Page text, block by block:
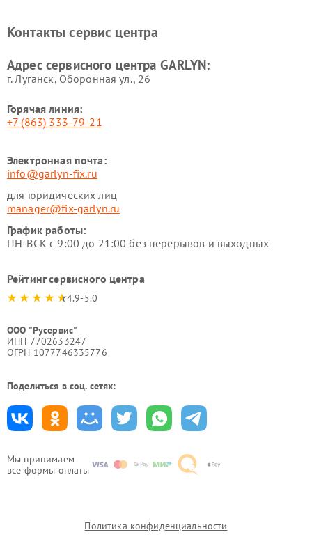
Мы принимаем
все формы оплаты
стеклоочистителей GARLYN
GARLYN
GARLYN
Контакты сервис центра
Адрес сервисного центра GARLYN:
г. Луганск, Оборонная ул., 26
Горячая линия:
+7 (863) 333-79-21
Электронная почта:
info@garlyn-fix.ru
для юридических лиц
manager@fix-garlyn.ru
График работы:
ПН-ВСК с 9:00 до 21:00 без перерывов и выходных
Рейтинг сервисного центра
4.9-5.0
ООО "Русервис"
ИНН 7702633247
ОГРН 1077746335776
Поделиться в соц. сетях:
Политика конфиденциальности